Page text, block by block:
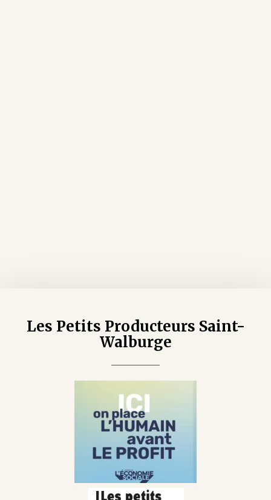
Les Petits Producteurs Saint-
Walburge